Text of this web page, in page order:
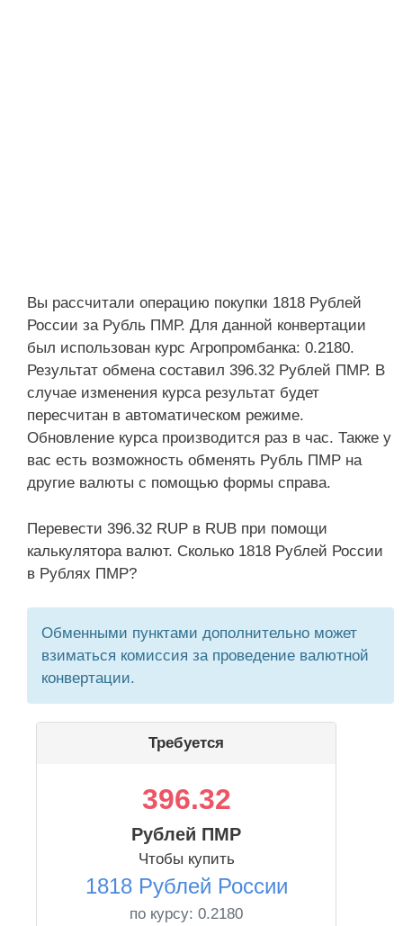
Вы рассчитали операцию покупки 1818 Рублей
России за Рубль ПМР. Для данной конвертации
был использован курс Агропромбанка: 0.2180.
Результат обмена составил 396.32 Рублей ПМР. В
случае изменения курса результат будет
пересчитан в автоматическом режиме.
Обновление курса производится раз в час. Также у
вас есть возможность обменять Рубль ПМР на
другие валюты с помощью формы справа.
Перевести 396.32 RUP в RUB при помощи
калькулятора валют. Сколько 1818 Рублей России
в Рублях ПМР?
Обменными пунктами дополнительно может
взиматься комиссия за проведение валютной
конвертации.
Требуется
396.32
Рублей ПМР
Чтобы купить
1818 Рублей России
по курсу: 0.2180